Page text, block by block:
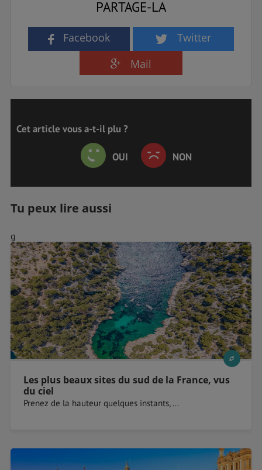
PARTAGE-LA
Facebook
Twitter
Mail
Cet article vous a-t-il plu ?
OUI NON
Tu peux lire aussi
g
Les plus beaux sites du sud de la France, vus
du ciel
Prenez de la hauteur quelques instants, ...